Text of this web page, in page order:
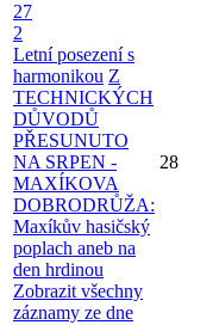
27
2
Letní posezení s
harmonikou Z
TECHNICKÝCH
DŮVODŮ
PŘESUNUTO
NA SRPEN -
MAXÍKOVA
DOBRODRŮŽA:
Maxíkův hasičský
poplach aneb na
den hrdinou
Zobrazit všechny
záznamy ze dne
28